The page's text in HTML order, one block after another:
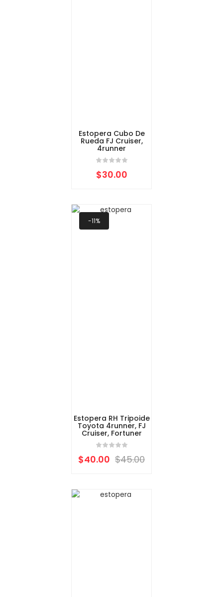
Estopera Cubo De
Rueda FJ Cruiser,
4runner
$30.00
-11%
Estopera RH Tripoide
Toyota 4runner, FJ
Cruiser, Fortuner
$45.00
$40.00